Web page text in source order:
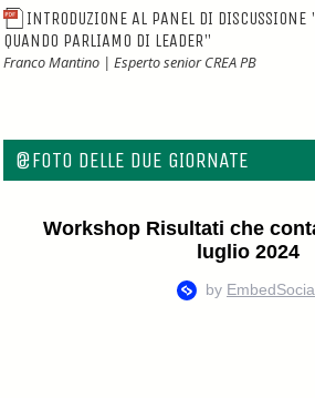
INTRODUZIONE AL PANEL DI DISCUSSIONE
QUANDO PARLIAMO DI LEADER"
Franco Mantino | Esperto senior CREA PB
@FOTO DELLE DUE GIORNATE